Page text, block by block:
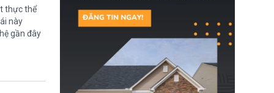
thực thể
này
gần đây